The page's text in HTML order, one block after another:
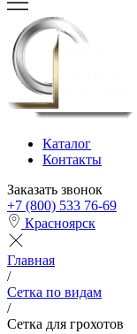
Каталог
Контакты
Заказать звонок
+7 (800) 533 76-69
Красноярск
Главная
/
Сетка по видам
/
Сетка для грохотов